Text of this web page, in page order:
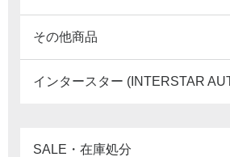
その他商品
インタースター (INTERSTAR
SALE・在庫処分